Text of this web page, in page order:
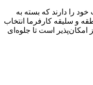
خود را دارند که بسته به
و سلیقه کارفرما انتخاب
امکان‌پذیر است تا جلوه‌ای